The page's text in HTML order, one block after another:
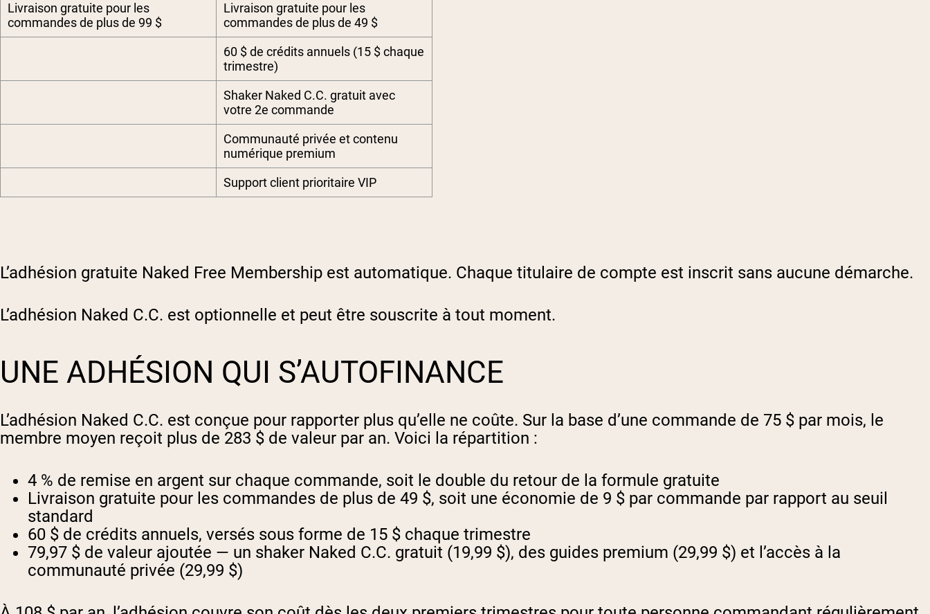
Livraison gratuite pour les
commandes de plus de 99 $
Livraison gratuite pour les
commandes de plus de 49 $
60 $ de crédits annuels (15 $ chaque
trimestre)
Shaker Naked C.C. gratuit avec
votre 2e commande
Communauté privée et contenu
numérique premium
Support client prioritaire VIP
L’adhésion gratuite Naked Free Membership est automatique. Chaque titulaire de compte est inscrit sans aucune démarche.
L’adhésion Naked C.C. est optionnelle et peut être souscrite à tout moment.
UNE ADHÉSION QUI S’AUTOFINANCE
L’adhésion Naked C.C. est conçue pour rapporter plus qu’elle ne coûte. Sur la base d’une commande de 75 $ par mois, le
membre moyen reçoit plus de 283 $ de valeur par an. Voici la répartition :
4 % de remise en argent sur chaque commande, soit le double du retour de la formule gratuite
Livraison gratuite pour les commandes de plus de 49 $, soit une économie de 9 $ par commande par rapport au seuil
standard
60 $ de crédits annuels, versés sous forme de 15 $ chaque trimestre
79,97 $ de valeur ajoutée — un shaker Naked C.C. gratuit (19,99 $), des guides premium (29,99 $) et l’accès à la
communauté privée (29,99 $)